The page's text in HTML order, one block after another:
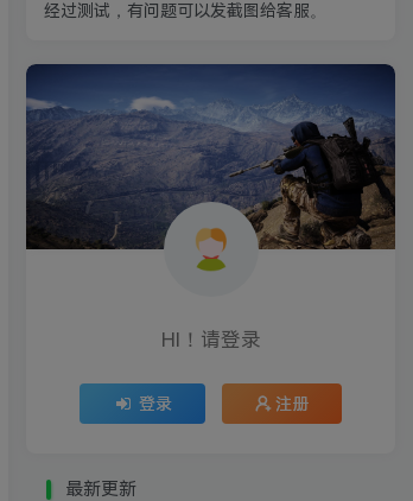
经过测试，有问题可以发截图给客服。
HI！请登录
登录 注册
最新更新